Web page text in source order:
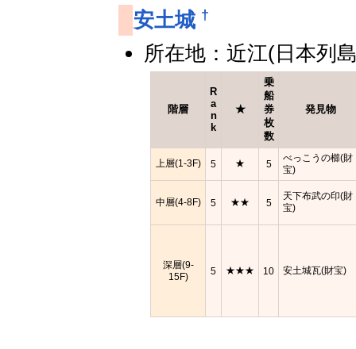
安土城 †
所在地：近江(日本列
階層
R
a
n
k
★
乗
船
券
枚
数
発見物
上層(1-3F) 5 ★ 5
べっこうの櫛(財
宝)
中層(4-8F) 5 ★★ 5
天下布武の印(財
宝)
深層(9-
15F)
5 ★★★ 10 安土城瓦(財宝)